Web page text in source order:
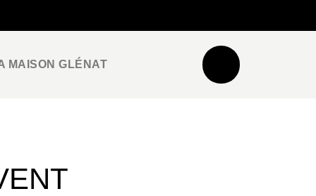
MAISON GLÉNAT